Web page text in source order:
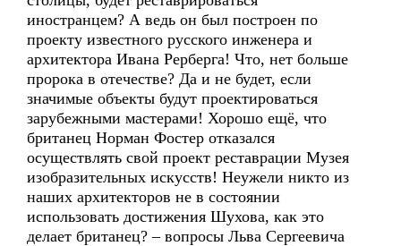
иностранцем? А ведь он был построен по
проекту известного русского инженера и
архитектора Ивана Рерберга! Что, нет больше
пророка в отечестве? Да и не будет, если
значимые объекты будут проектироваться
зарубежными мастерами! Хорошо ещё, что
британец Норман Фостер отказался
осуществлять свой проект реставрации Музея
изобразительных искусств! Неужели никто из
наших архитекторов не в состоянии
использовать достижения Шухова, как это
делает британец? – вопросы Льва Сергеевича